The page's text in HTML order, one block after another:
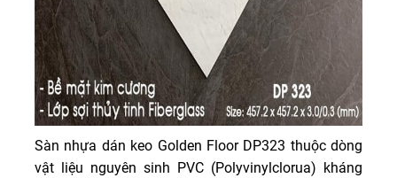
Sàn nhựa dán keo Golden Floor DP323 thuộc dòng
vật liệu nguyên sinh PVC (Polyvinylclorua) kháng